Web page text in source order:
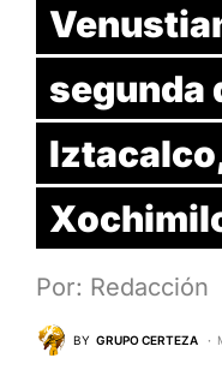
segunda
Por: Redacción
BY GRUPO CERTEZA